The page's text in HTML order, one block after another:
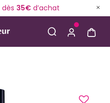
dès 35€d’achat